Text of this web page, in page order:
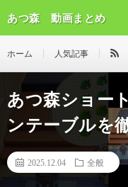
あつ森 動画まとめ
ホーム 人気記事
あつ森ショー
ンテーブルを
2025.12.04 全般